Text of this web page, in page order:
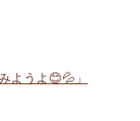
ようよ😊💦」